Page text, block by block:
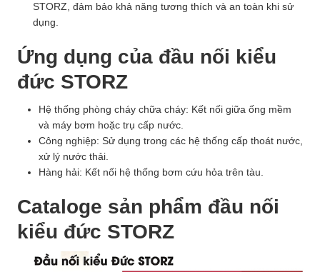
STORZ, đảm bảo khả năng tương thích và an toàn khi sử
dụng.
Ứng dụng của đầu nối kiểu
đức STORZ
Hệ thống phòng cháy chữa cháy: Kết nối giữa ống mềm
và máy bơm hoặc trụ cấp nước.
Công nghiệp: Sử dụng trong các hệ thống cấp thoát nước,
xử lý nước thải.
Hàng hải: Kết nối hệ thống bơm cứu hỏa trên tàu.
Cataloge sản phẩm đầu nối
kiểu đức STORZ